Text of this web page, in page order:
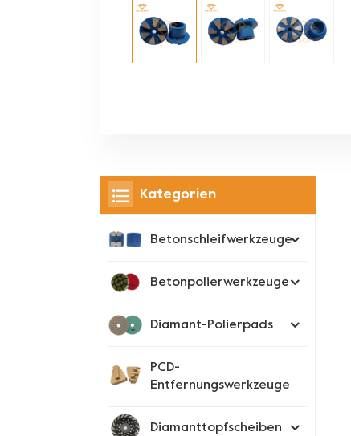
Kategorien
Betonschleifwerkzeuge
Betonpolierwerkzeuge
Diamant-Polierpads
PCD-
Entfernungswerkzeuge
Diamanttopfscheiben